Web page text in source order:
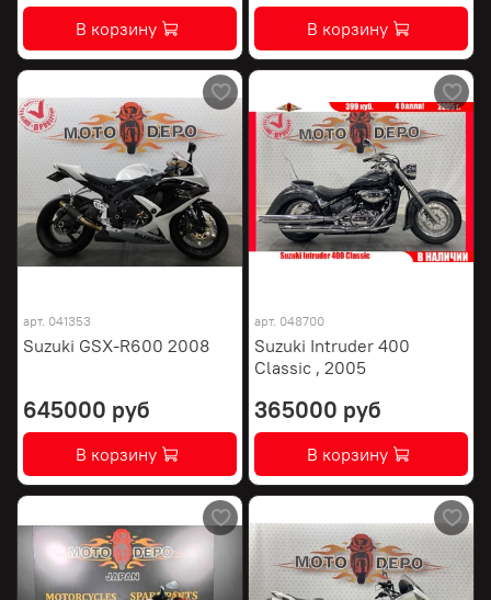
В корзину В корзину
арт. 041353
Suzuki GSX-R600 2008
645000 руб
В корзину
арт. 048700
Suzuki Intruder 400
Classic , 2005
365000 руб
В корзину